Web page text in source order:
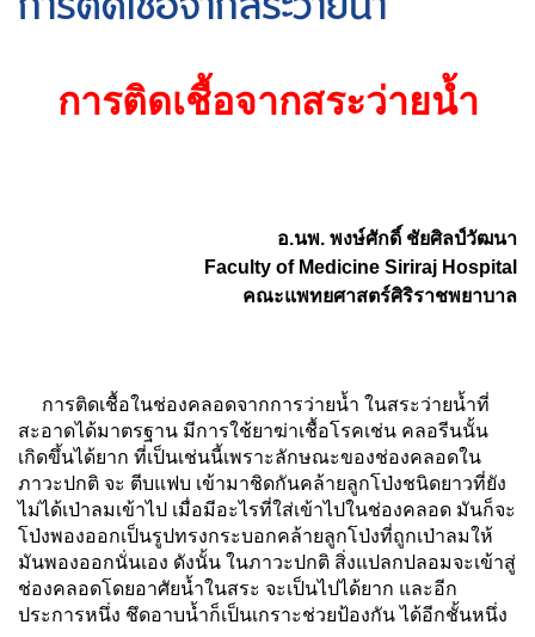
การติดเชื้อจากสระว่ายน้ำ
อ.นพ. พงษ์ศักดิ์ ชัยศิลป์วัฒนา
Faculty of Medicine Siriraj Hospital
คณะแพทยศาสตร์ศิริราชพยาบาล
การติดเชื้อในช่องคลอดจากการว่ายน้ำ ในสระว่ายน้ำที่
สะอาดได้มาตรฐาน มีการใช้ยาฆ่าเชื้อโรคเช่น คลอรีนนั้น
เกิดขึ้นได้ยาก ที่เป็นเช่นนี้เพราะลักษณะของช่องคลอดใน
ภาวะปกติ จะ ตีบแฟบ เข้ามาชิดกันคล้ายลูกโป่งชนิดยาวที่ยัง
ไม่ได้เป่าลมเข้าไป เมื่อมีอะไรที่ใส่เข้าไปในช่องคลอด มันก็จะ
โป่งพองออกเป็นรูปทรงกระบอกคล้ายลูกโป่งที่ถูกเป่าลมให้
มันพองออกนั่นเอง ดังนั้น ในภาวะปกติ สิ่งแปลกปลอมจะเข้าสู่
ช่องคลอดโดยอาศัยน้ำในสระ จะเป็นไปได้ยาก และอีก
ประการหนึ่ง ชึดอาบน้ำก็เป็นเกราะช่วยป้องกัน ได้อีกชั้นหนึ่ง